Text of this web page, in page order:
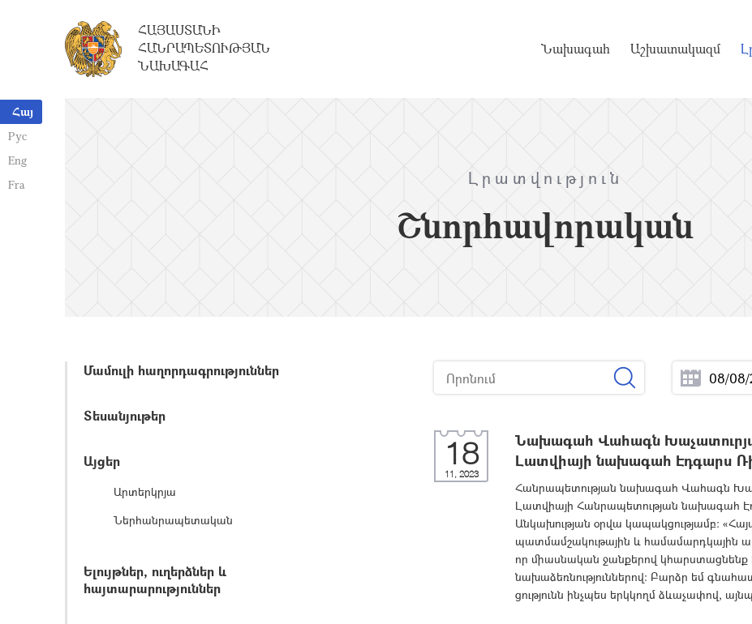
Հայ
Рус
Eng
Fra
ՀԱՅԱՍՏԱՆԻ
ՀԱՆՐԱՊԵՏՈՒԹՅԱՆ
ՆԱԽԱԳԱՀ
Նախագահ Աշխատակազմ
Լրատվություն
Շնորհավորական
Մամուլի հաղորդագրություններ
Տեսանյութեր
Այցեր
Արտերկրյա
Ներհանրապետական
Ելույթներ, ուղերձներ և
հայտարարություններ
18
11, 2023
Նախագահ Վահագն
Լատվիայի նախագահ Էդգարս
Հանրապետության նախագահ Վահագն
Լատվիայի Հանրապետության նախագահ
Անկախության օրվա կապակցությամբ:
պատմամշակութային և համամարդկային
որ միասնական ջանքերով
նախաձեռնություններով: Բարձր եմ
ցությունն ինչպես երկկողմ ձևաչափով,